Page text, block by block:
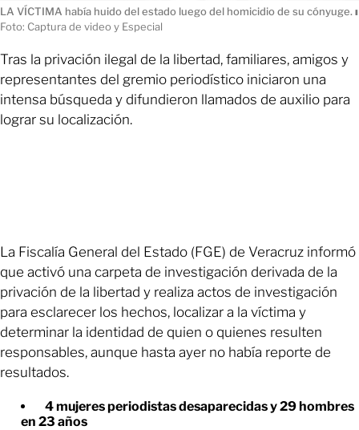
LA VÍCTIMA había huido del estado luego del homicidio de su cónyuge. ı
Foto: Captura de video y Especial
Tras la privación ilegal de la libertad, familiares, amigos y
representantes del gremio periodístico iniciaron una
intensa búsqueda y difundieron llamados de auxilio para
lograr su localización.
La Fiscalía General del Estado (FGE) de Veracruz informó
que activó una carpeta de investigación derivada de la
privación de la libertad y realiza actos de investigación
para esclarecer los hechos, localizar a la víctima y
determinar la identidad de quien o quienes resulten
responsables, aunque hasta ayer no había reporte de
resultados.
4 mujeres periodistas desaparecidas y 29 hombres
en 23 años